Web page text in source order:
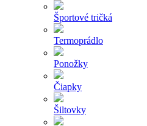
Športové tričká
Termoprádlo
Ponožky
Čiapky
Šiltovky